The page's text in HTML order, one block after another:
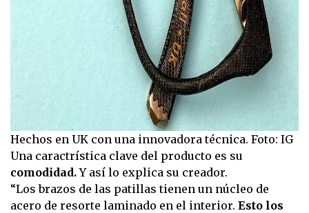
Hechos en UK con una innovadora técnica. Foto: IG
Una caractrística clave del producto es su
comodidad.Y así lo explica su creador.
“Los brazos de las patillas tienen un núcleo de
acero de resorte laminado en el interior. Esto los